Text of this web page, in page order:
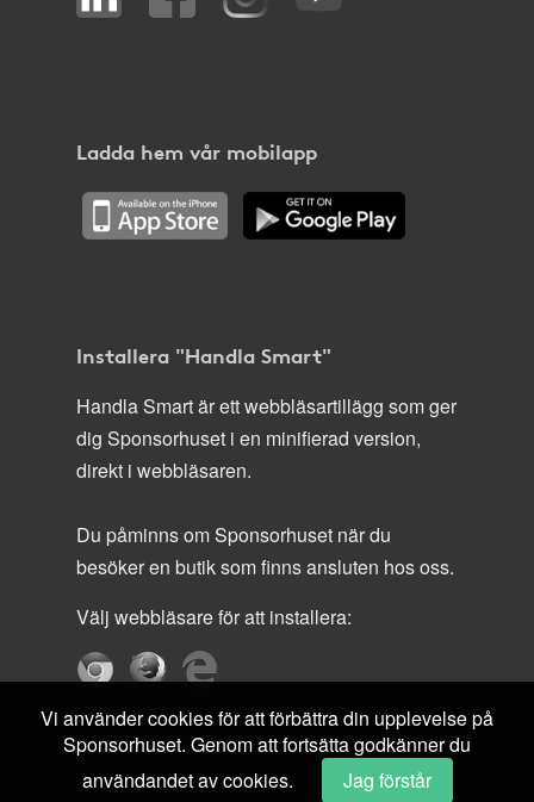
Ladda hem vår mobilapp
Installera "Handla Smart"
Handla Smart är ett webbläsartillägg som ger
dig Sponsorhuset i en minifierad version,
direkt i webbläsaren.
Du påminns om Sponsorhuset när du
besöker en butik som finns ansluten hos oss.
Välj webbläsare för att installera:
Vi använder cookies för att förbättra din upplevelse på
Sponsorhuset. Genom att fortsätta godkänner du
användandet av cookies.
Jag förstår